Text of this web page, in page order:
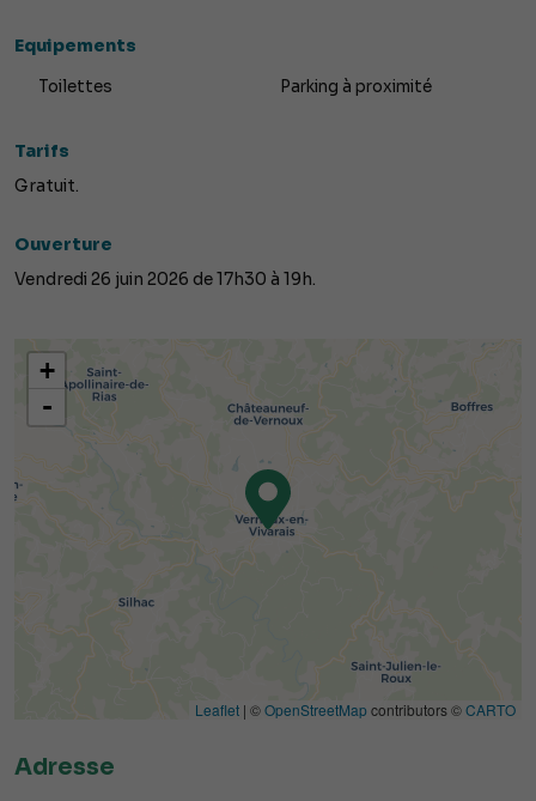
Equipements
Toilettes Parking à proximité
Tarifs
Gratuit.
Ouverture
Vendredi 26 juin 2026 de 17h30 à 19h.
+
-
Leaflet | ©OpenStreetMap contributors ©CARTO
Adresse